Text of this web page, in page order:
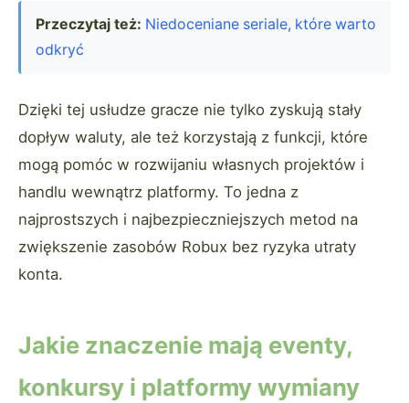
Przeczytaj też: Niedoceniane seriale, które warto
odkryć
Dzięki tej usłudze gracze nie tylko zyskują stały
dopływ waluty, ale też korzystają z funkcji, które
mogą pomóc w rozwijaniu własnych projektów i
handlu wewnątrz platformy. To jedna z
najprostszych i najbezpieczniejszych metod na
zwiększenie zasobów Robux bez ryzyka utraty
konta.
Jakie znaczenie mają eventy,
konkursy i platformy wymiany